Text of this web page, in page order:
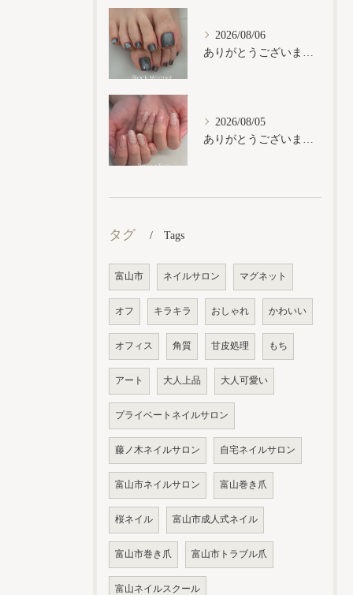
2026/08/06
2026/08/05
タグ Tags
富山市 ネイルサロン マグネット
オフ キラキラ おしゃれ かわいい
オフィス 角質 甘皮処理 もち
アート 大人上品 大人可愛い
プライベートネイルサロン
藤ノ木ネイルサロン 自宅ネイルサロン
富山市ネイルサロン 富山巻き爪
桜ネイル 富山市成人式ネイル
富山市巻き爪 富山市トラブル爪
富山ネイルスクール